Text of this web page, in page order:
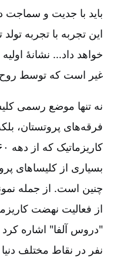
باید با جدیت و سماجت
این تجربه با تجربه
خواهد داد... نشانۀ
غیر است که توسط
نه تنها موضع رسمی
فرقه‌های پروتستان،
بسیاری از کلیساهای
چنین است. از جمله
از فعالیت نهضت
"دروس آلفا" اشاره کرد
نفر در نقاط مختلف